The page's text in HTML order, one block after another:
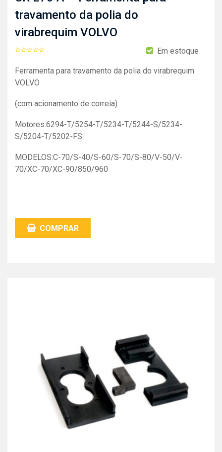
travamento da polia do
virabrequim VOLVO
Em estoque
Ferramenta para travamento da polia do virabrequim
VOLVO
(com acionamento de correia)
Motores:6294-T/5254-T/5234-T/5244-S/5234-
S/5204-T/5202-FS.
MODELOS:C-70/S-40/S-60/S-70/S-80/V-50/V-
70/XC-70/XC-90/850/960
COMPRAR